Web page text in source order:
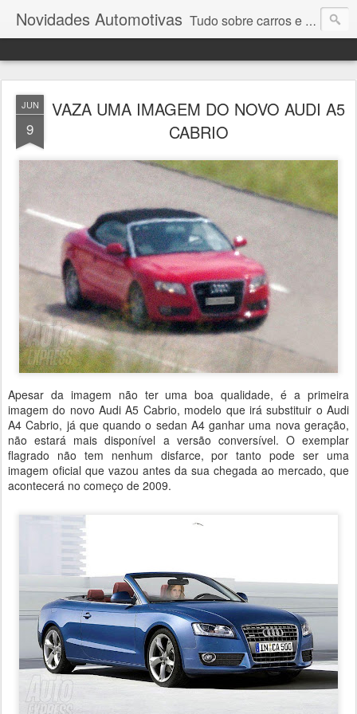
Novidades Automotivas Tudo sobre carros e motores
JUN
9
VAZA UMA IMAGEM DO NOVO AUDI A5
CABRIO
Apesar da imagem não ter uma boa qualidade, é a primeira
imagem do novo Audi A5 Cabrio, modelo que irá substituir o Audi
A4 Cabrio, já que quando o sedan A4 ganhar uma nova geração,
não estará mais disponível a versão conversível. O exemplar
flagrado não tem nenhum disfarce, por tanto pode ser uma
imagem oficial que vazou antes da sua chegada ao mercado, que
acontecerá no começo de 2009.